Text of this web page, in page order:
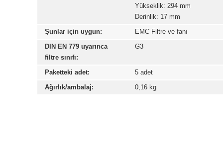
Yükseklik: 294 mm
Derinlik: 17 mm
Şunlar için uygun:
EMC Filtre ve fanı
DIN EN 779 uyarınca
filtre sınıfı:
G3
Paketteki adet:
5 adet
Ağırlık/ambalaj:
0,16 kg